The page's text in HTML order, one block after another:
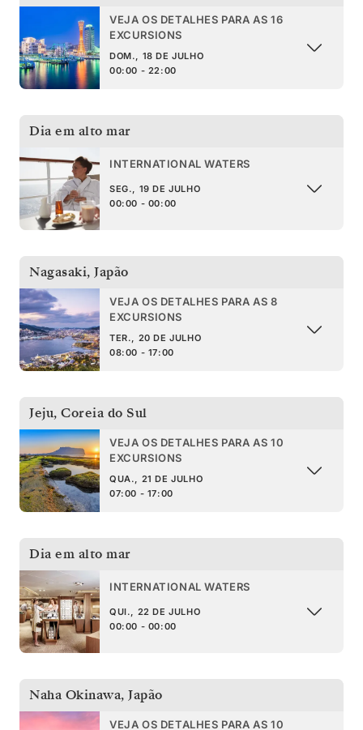
VEJA OS DETALHES PARA AS 16
EXCURSIONS
DOM., 18 DE JULHO
00:00 - 22:00
Dia em alto mar
INTERNATIONAL WATERS
SEG., 19 DE JULHO
00:00 - 00:00
Nagasaki, Japão
VEJA OS DETALHES PARA AS 8
EXCURSIONS
TER., 20 DE JULHO
08:00 - 17:00
Jeju, Coreia do Sul
VEJA OS DETALHES PARA AS 10
EXCURSIONS
QUA., 21 DE JULHO
07:00 - 17:00
Dia em alto mar
INTERNATIONAL WATERS
QUI., 22 DE JULHO
00:00 - 00:00
Naha Okinawa, Japão
VEJA OS DETALHES PARA AS 10